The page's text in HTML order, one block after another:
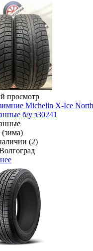
просмотр
Michelin X-Ice
б/у з30241
(2)